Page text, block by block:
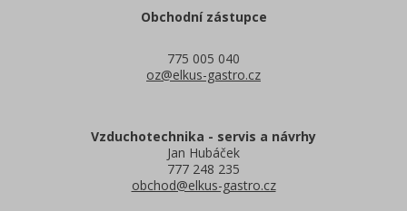
Obchodní zástupce
775 005 040
oz@elkus-gastro.cz
Vzduchotechnika - servis a návrhy
Jan Hubáček
777 248 235
obchod@elkus-gastro.cz